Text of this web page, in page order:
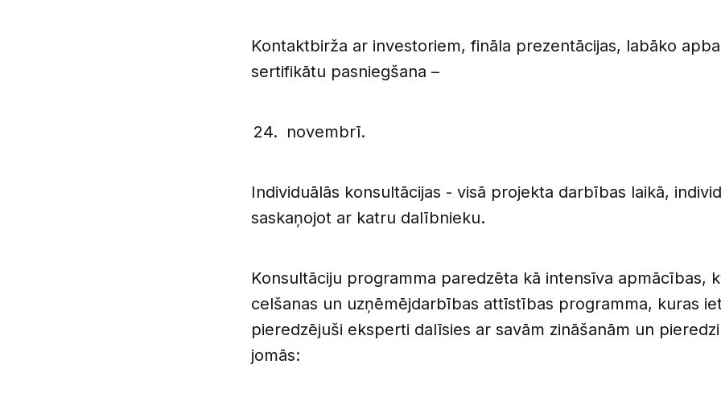
Kontaktbirža ar investoriem, fināla prezentācijas, labāko
sertifikātu pasniegšana –
novembrī.
Individuālās konsultācijas - visā projekta darbības laikā,
saskaņojot ar katru dalībnieku.
Konsultāciju programma paredzēta kā intensīva apmācības,
celšanas un uzņēmējdarbības attīstības programma, kuras
pieredzējuši eksperti dalīsies ar savām zināšanām un
jomās: